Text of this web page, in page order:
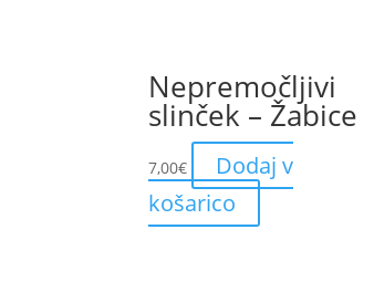
Nepremočljivi
slinček – Žabice
7,00€
Dodaj v
košarico